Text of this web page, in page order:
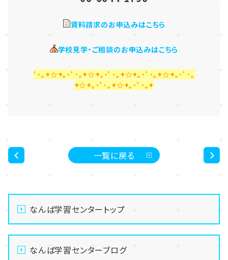
資料請求のお申込みはこちら
学校見学・ご相談のお申込みはこちら
ﾟ･｡+☆+｡･ﾟ･｡+☆+｡･ﾟ･｡+☆+｡･ﾟ･｡+☆+｡･ﾟ･｡
+☆+｡･ﾟ･｡+☆+｡･ﾟ･｡+
一覧に戻る
なんば学習センタートップ
なんば学習センターブログ